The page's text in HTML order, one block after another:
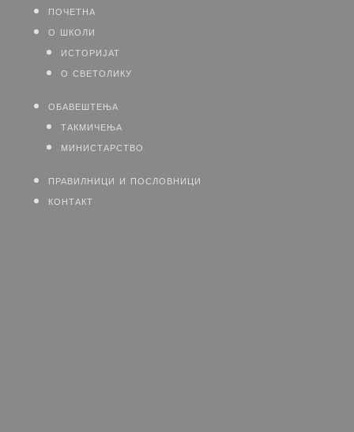
почетна
о школи
историјат
о светолику
обавештења
такмичења
министарство
правилници и пословници
контакт